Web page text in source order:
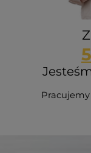
Pracujemy